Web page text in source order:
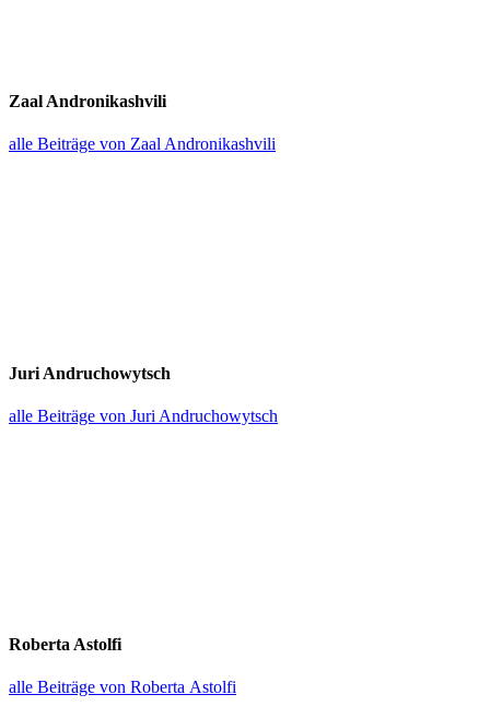
Zaal Andro­ni­kashvili
alle Beiträge von Zaal Andronikashvili
Juri Andrucho­wytsch
alle Beiträge von Juri Andruchowytsch
Roberta Astolfi
alle Beiträge von Roberta Astolfi